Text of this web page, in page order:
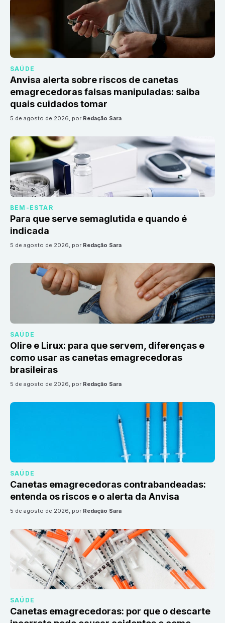
SAÚDE
Anvisa alerta sobre riscos de canetas
emagrecedoras falsas manipuladas: saiba
quais cuidados tomar
5 de agosto de 2026, por Redação Sara
BEM-ESTAR
Para que serve semaglutida e quando é
indicada
5 de agosto de 2026, por Redação Sara
SAÚDE
Olire e Lirux: para que servem, diferenças e
como usar as canetas emagrecedoras
brasileiras
5 de agosto de 2026, por Redação Sara
SAÚDE
Canetas emagrecedoras contrabandeadas:
entenda os riscos e o alerta da Anvisa
5 de agosto de 2026, por Redação Sara
SAÚDE
Canetas emagrecedoras: por que o descarte